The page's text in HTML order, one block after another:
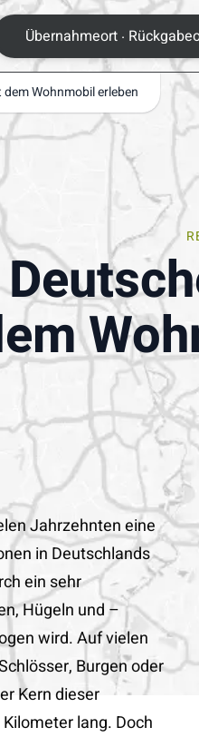
Übernahmeort .
Wohnmobil erleben
Jahrzehnten eine
in Deutschlands
ein sehr
Hügeln und –
wird. Auf vielen
Burgen oder
Kern dieser
lang. Doch